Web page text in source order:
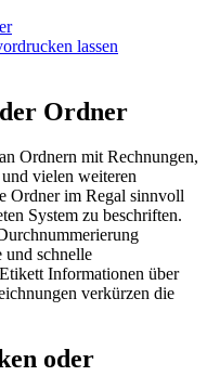
lassen
Ordner
Ordnern mit Rechnungen,
vielen weiteren
Ordner im Regal sinnvoll
System zu beschriften.
und schnelle
Informationen über
verkürzen die
oder